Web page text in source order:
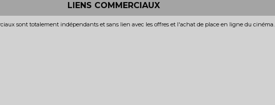
LIENS COMMERCIAUX
sont totalement indépendants et sans lien avec les offres et l'achat de place en ligne du cinéma.